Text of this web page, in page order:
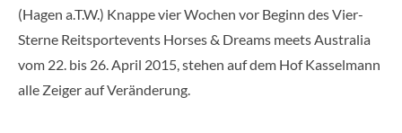
(Hagen a.T.W.) Knappe vier Wochen vor Beginn des Vier-
Sterne Reitsportevents Horses & Dreams meets Australia
vom 22. bis 26. April 2015, stehen auf dem Hof Kasselmann
alle Zeiger auf Veränderung.